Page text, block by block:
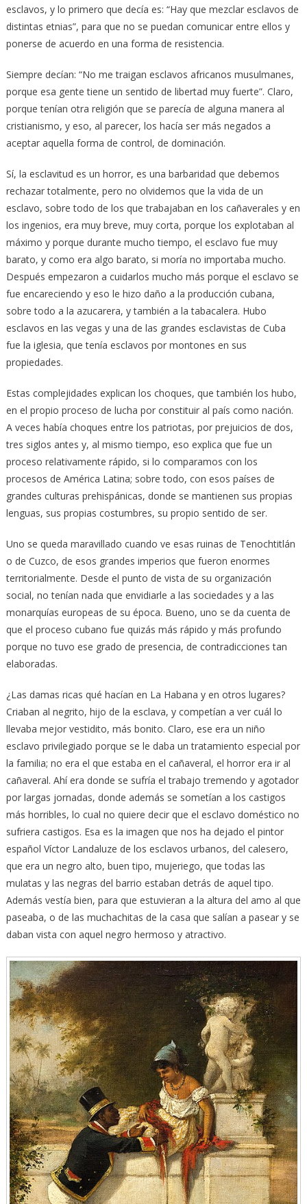
esclavos, y lo primero que decía es: “Hay que mezclar esclavos de
distintas etnias”, para que no se puedan comunicar entre ellos y
ponerse de acuerdo en una forma de resistencia.
Siempre decían: “No me traigan esclavos africanos musulmanes,
porque esa gente tiene un sentido de libertad muy fuerte”. Claro,
porque tenían otra religión que se parecía de alguna manera al
cristianismo, y eso, al parecer, los hacía ser más negados a
aceptar aquella forma de control, de dominación.
Sí, la esclavitud es un horror, es una barbaridad que debemos
rechazar totalmente, pero no olvidemos que la vida de un
esclavo, sobre todo de los que trabajaban en los cañaverales y en
los ingenios, era muy breve, muy corta, porque los explotaban al
máximo y porque durante mucho tiempo, el esclavo fue muy
barato, y como era algo barato, si moría no importaba mucho.
Después empezaron a cuidarlos mucho más porque el esclavo se
fue encareciendo y eso le hizo daño a la producción cubana,
sobre todo a la azucarera, y también a la tabacalera. Hubo
esclavos en las vegas y una de las grandes esclavistas de Cuba
fue la iglesia, que tenía esclavos por montones en sus
propiedades.
Estas complejidades explican los choques, que también los hubo,
en el propio proceso de lucha por constituir al país como nación.
A veces había choques entre los patriotas, por prejuicios de dos,
tres siglos antes y, al mismo tiempo, eso explica que fue un
proceso relativamente rápido, si lo comparamos con los
procesos de América Latina; sobre todo, con esos países de
grandes culturas prehispánicas, donde se mantienen sus propias
lenguas, sus propias costumbres, su propio sentido de ser.
Uno se queda maravillado cuando ve esas ruinas de Tenochtitlán
o de Cuzco, de esos grandes imperios que fueron enormes
territorialmente. Desde el punto de vista de su organización
social, no tenían nada que envidiarle a las sociedades y a las
monarquías europeas de su época. Bueno, uno se da cuenta de
que el proceso cubano fue quizás más rápido y más profundo
porque no tuvo ese grado de presencia, de contradicciones tan
elaboradas.
¿Las damas ricas qué hacían en La Habana y en otros lugares?
Criaban al negrito, hijo de la esclava, y competían a ver cuál lo
llevaba mejor vestidito, más bonito. Claro, ese era un niño
esclavo privilegiado porque se le daba un tratamiento especial por
la familia; no era el que estaba en el cañaveral, el horror era ir al
cañaveral. Ahí era donde se sufría el trabajo tremendo y agotador
por largas jornadas, donde además se sometían a los castigos
más horribles, lo cual no quiere decir que el esclavo doméstico no
sufriera castigos. Esa es la imagen que nos ha dejado el pintor
español Víctor Landaluze de los esclavos urbanos, del calesero,
que era un negro alto, buen tipo, mujeriego, que todas las
mulatas y las negras del barrio estaban detrás de aquel tipo.
Además vestía bien, para que estuvieran a la altura del amo al que
paseaba, o de las muchachitas de la casa que salían a pasear y se
daban vista con aquel negro hermoso y atractivo.